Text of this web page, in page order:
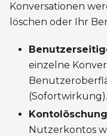
Konversationen
löschen oder Ihr
einzelne
(Sofortwirkung).
Kontolöschung
Nutzerkontos